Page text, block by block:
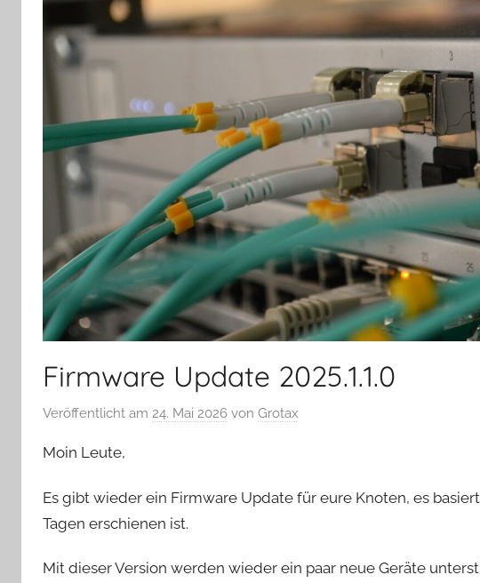
Firmware Update 2025.1.1.0
Veröffentlicht am 24. Mai 2026 von Grotax
Moin Leute,
Es gibt wieder ein Firmware Update für eure Knoten, es
Tagen erschienen ist.
Mit dieser Version werden wieder ein paar neue Geräte